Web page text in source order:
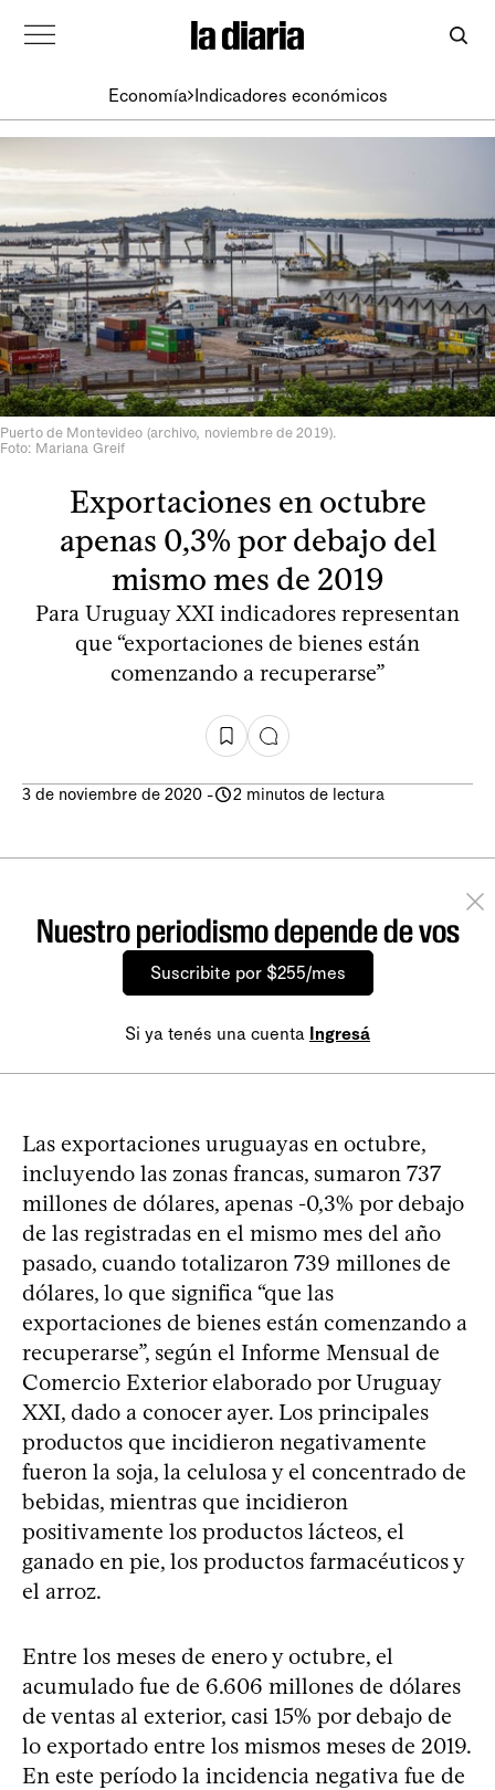
Economía Indicadores económicos
Puerto de Montevideo (archivo, noviembre de 2019).
Foto: Mariana Greif
Exportaciones en octubre
apenas 0,3% por debajo del
mismo mes de 2019
Para Uruguay XXI indicadores representan
que “exportaciones de bienes están
comenzando a recuperarse”
3 de noviembre de 2020 - 2 minutos de lectura
Nuestro periodismo depende de vos
Suscribite por $255/mes
Si ya tenés una cuenta Ingresá
Las exportaciones uruguayas en octubre,
incluyendo las zonas francas, sumaron 737
millones de dólares, apenas -0,3% por debajo
de las registradas en el mismo mes del año
pasado, cuando totalizaron 739 millones de
dólares, lo que significa “que las
exportaciones de bienes están comenzando a
recuperarse”, según el Informe Mensual de
Comercio Exterior elaborado por Uruguay
XXI, dado a conocer ayer. Los principales
productos que incidieron negativamente
fueron la soja, la celulosa y el concentrado de
bebidas, mientras que incidieron
positivamente los productos lácteos, el
ganado en pie, los productos farmacéuticos y
el arroz.
Entre los meses de enero y octubre, el
acumulado fue de 6.606 millones de dólares
de ventas al exterior, casi 15% por debajo de
lo exportado entre los mismos meses de 2019.
En este período la incidencia negativa fue de